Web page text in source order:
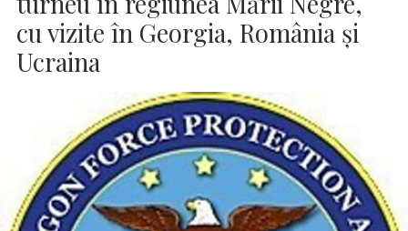
cu vizite în Georgia, România şi
Ucraina